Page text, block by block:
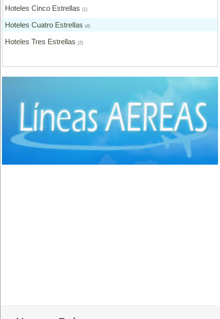
Comida Española(2)
Comida Francesa(6)
Comida Fusión(3)
Comida Hindú(1)
Comida Italiana (6)
Comida Japonesa(7)
Comida Mexicana(1)
Hoteles Cinco Estrellas(1)
Hoteles Cuatro Estrellas(4)
Hoteles Tres Estrellas(2)